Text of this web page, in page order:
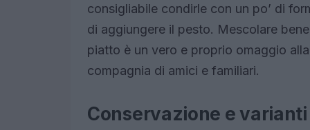
consigliabile condirle con un po’ di
di aggiungere il pesto. Mescolare
piatto è un vero e proprio omaggio
compagnia di amici e familiari.
Conservazione e